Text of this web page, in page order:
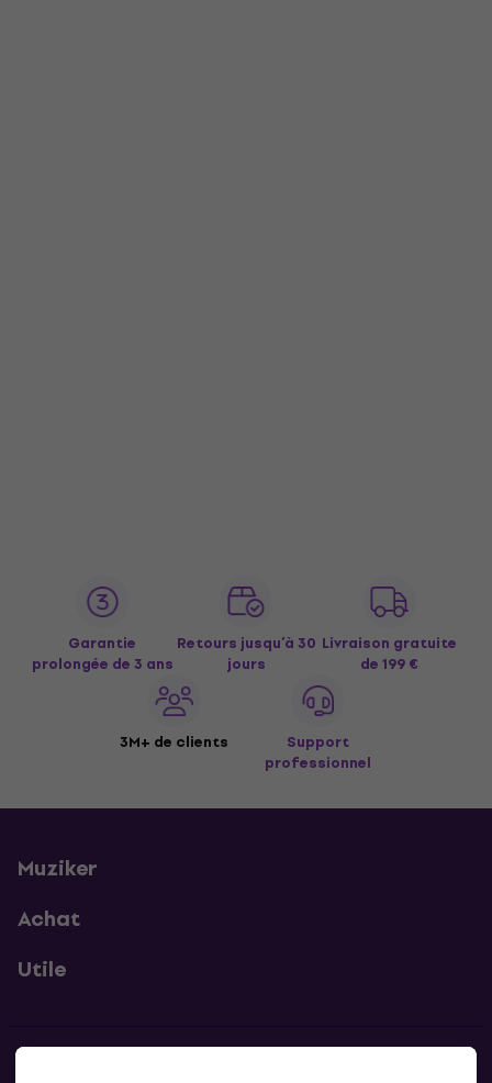
Garantie
prolongée de 3 ans
Retours jusqu’à 30
jours
Livraison gratuite
de 199 €
3M+ de clients
Support
professionnel
Muziker
Achat
Utile